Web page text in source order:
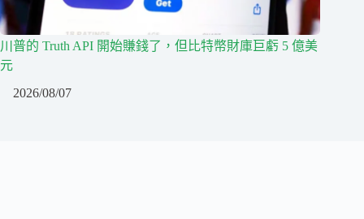
川普的 Truth API 開始賺錢了，但比特幣財庫巨虧 5 億美
元
2026/08/07